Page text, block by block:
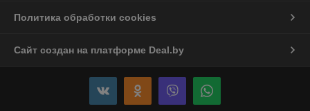
Политика обработки cookies
Сайт создан на платформе Deal.by